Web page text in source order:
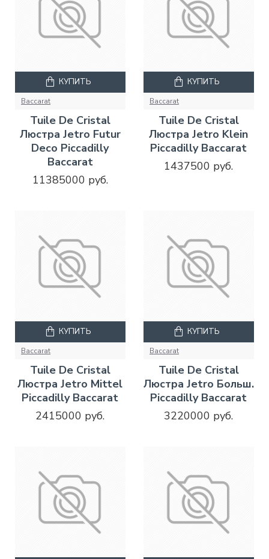
Baccarat
Tuile De Cristal
Люстра Jetro Futur
Deco Piccadilly
Baccarat
11385000 руб.
КУПИТЬ
Baccarat
Tuile De Cristal
Люстра Jetro Klein
Piccadilly Baccarat
1437500 руб.
КУПИТЬ
Baccarat
Tuile De Cristal
Люстра Jetro Mittel
Piccadilly Baccarat
2415000 руб.
КУПИТЬ
Baccarat
Tuile De Cristal
Люстра Jetro Больш.
Piccadilly Baccarat
3220000 руб.
КУПИТЬ